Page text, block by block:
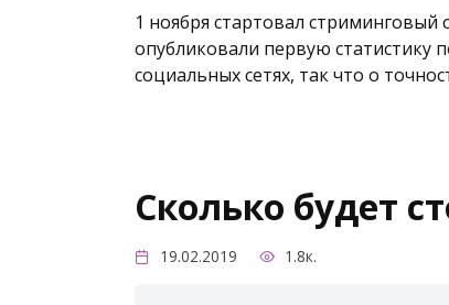
1 ноября стартовал стриминговый
опубликовали первую статистику
социальных сетях, так что о
Сколько будет
19.02.2019 1.8к.